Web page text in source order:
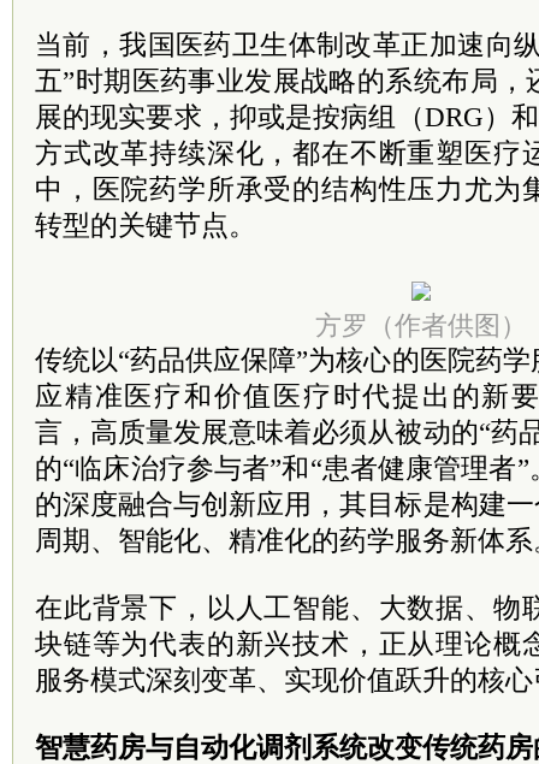
当前，我国医药卫生体制改革正加速向
五”时期医药事业发展战略的系统布局
展的现实要求，抑或是按病组（DRG）
方式改革持续深化，都在不断重塑医疗
中，医院药学所承受的结构性压力尤为
转型的关键节点。
方罗（作者供图）
传统以“药品供应保障”为核心的医院药
应精准医疗和价值医疗时代提出的新
言，高质量发展意味着必须从被动的“药
的“临床治疗参与者”和“患者健康管理者
的深度融合与创新应用，其目标是构建
周期、智能化、精准化的药学服务新体系
在此背景下，以人工智能、大数据、物
块链等为代表的新兴技术，正从理论概
服务模式深刻变革、实现价值跃升的核
智慧药房与自动化调剂系统改变传统药